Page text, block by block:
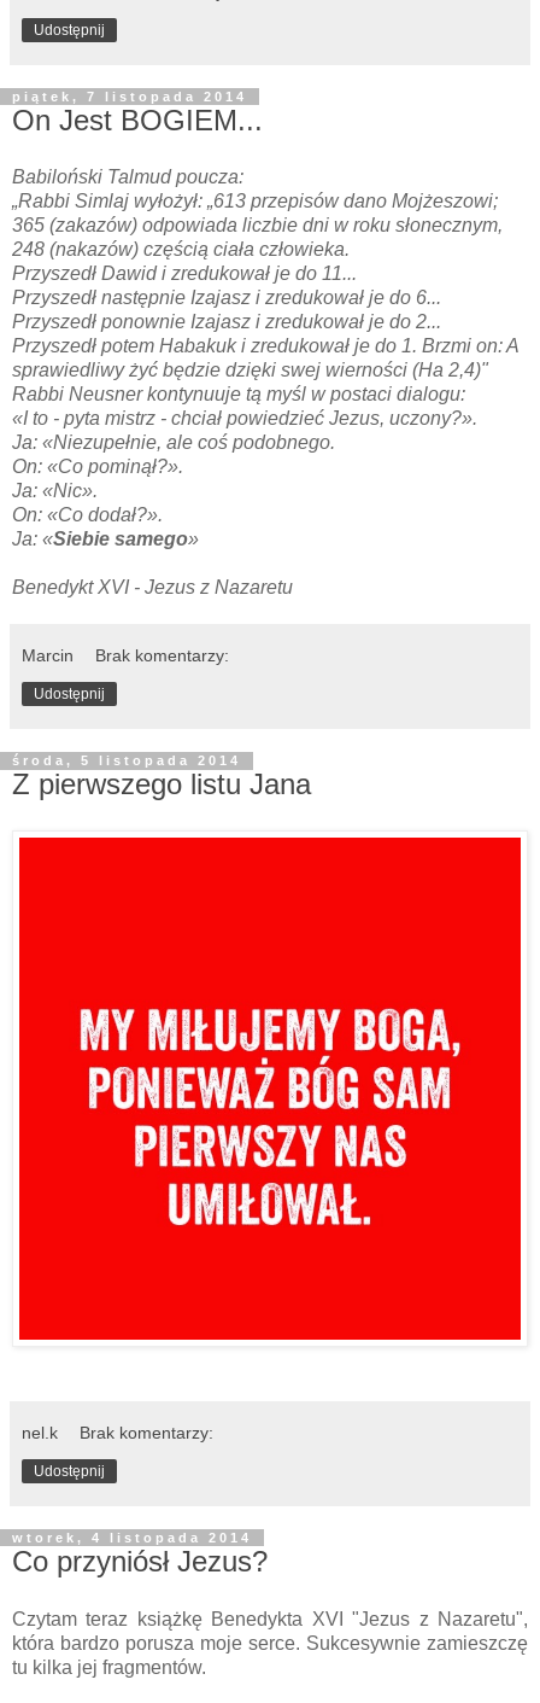
Udostępnij
piątek, 7 listopada 2014
On Jest BOGIEM...
Babiloński Talmud poucza:
„Rabbi Simlaj wyłożył: „613 przepisów dano Mojżeszowi;
365 (zakazów) odpowiada liczbie dni w roku słonecznym,
248 (nakazów) częścią ciała człowieka.
Przyszedł Dawid i zredukował je do 11...
Przyszedł następnie Izajasz i zredukował je do 6...
Przyszedł ponownie Izajasz i zredukował je do 2...
Przyszedł potem Habakuk i zredukował je do 1. Brzmi on: A
sprawiedliwy żyć będzie dzięki swej wierności (Ha 2,4)"
Rabbi Neusner kontynuuje tą myśl w postaci dialogu:
«I to - pyta mistrz - chciał powiedzieć Jezus, uczony?».
Ja: «Niezupełnie, ale coś podobnego.
On: «Co pominął?».
Ja: «Nic».
On: «Co dodał?».
Ja: «Siebie samego»
Benedykt XVI - Jezus z Nazaretu
Marcin Brak komentarzy:
Udostępnij
środa, 5 listopada 2014
Z pierwszego listu Jana
nel.k Brak komentarzy:
Udostępnij
wtorek, 4 listopada 2014
Co przyniósł Jezus?
Czytam teraz książkę Benedykta XVI "Jezus z Nazaretu",
która bardzo porusza moje serce. Sukcesywnie zamieszczę
tu kilka jej fragmentów.